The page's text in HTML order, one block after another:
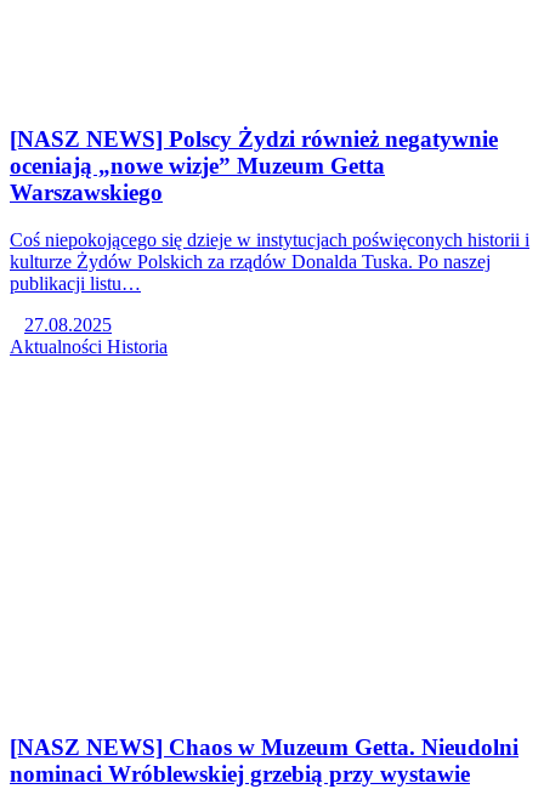
[NASZ NEWS] Polscy Żydzi również negatywnie
oceniają „nowe wizje” Muzeum Getta
Warszawskiego
Coś niepokojącego się dzieje w instytucjach poświęconych historii i
kulturze Żydów Polskich za rządów Donalda Tuska. Po naszej
publikacji listu…
27.08.2025
Aktualności Historia
[NASZ NEWS] Chaos w Muzeum Getta. Nieudolni
nominaci Wróblewskiej grzebią przy wystawie